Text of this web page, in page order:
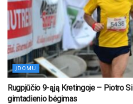
ĮDOMU
Rugpjūčio 9-ąją Kretingoje – Piotro
gimtadienio bėgimas